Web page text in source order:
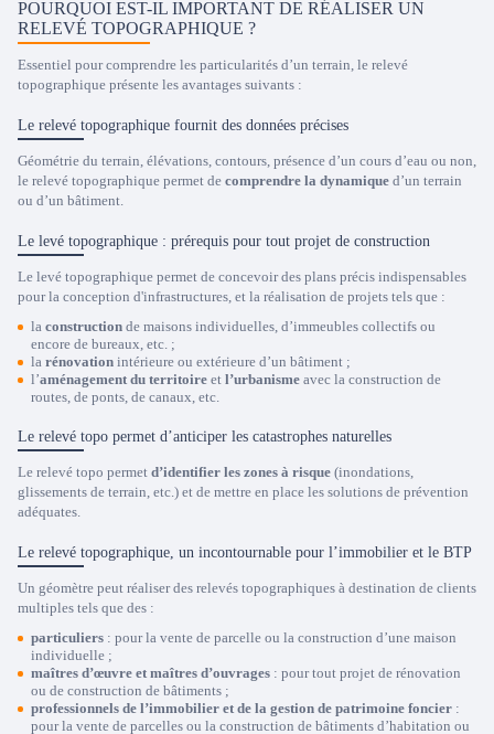
POURQUOI EST-IL IMPORTANT DE RÉALISER UN
RELEVÉ TOPOGRAPHIQUE ?
Essentiel pour comprendre les particularités d’un terrain, le relevé
topographique présente les avantages suivants :
Le relevé topographique fournit des données précises
Géométrie du terrain, élévations, contours, présence d’un cours d’eau ou non,
le relevé topographique permet de comprendre la dynamique d’un terrain
ou d’un bâtiment.
Le levé topographique : prérequis pour tout projet de construction
Le levé topographique permet de concevoir des plans précis indispensables
pour la conception d'infrastructures, et la réalisation de projets tels que :
la construction de maisons individuelles, d’immeubles collectifs ou
encore de bureaux, etc. ;
la rénovation intérieure ou extérieure d’un bâtiment ;
l’aménagement du territoire et l’urbanisme avec la construction de
routes, de ponts, de canaux, etc.
Le relevé topo permet d’anticiper les catastrophes naturelles
Le relevé topo permet d’identifier les zones à risque (inondations,
glissements de terrain, etc.) et de mettre en place les solutions de prévention
adéquates.
Le relevé topographique, un incontournable pour l’immobilier et le BTP
Un géomètre peut réaliser des relevés topographiques à destination de clients
multiples tels que des :
particuliers : pour la vente de parcelle ou la construction d’une maison
individuelle ;
maîtres d’œuvre et maîtres d’ouvrages : pour tout projet de rénovation
ou de construction de bâtiments ;
professionnels de l’immobilier et de la gestion de patrimoine foncier :
pour la vente de parcelles ou la construction de bâtiments d’habitation ou